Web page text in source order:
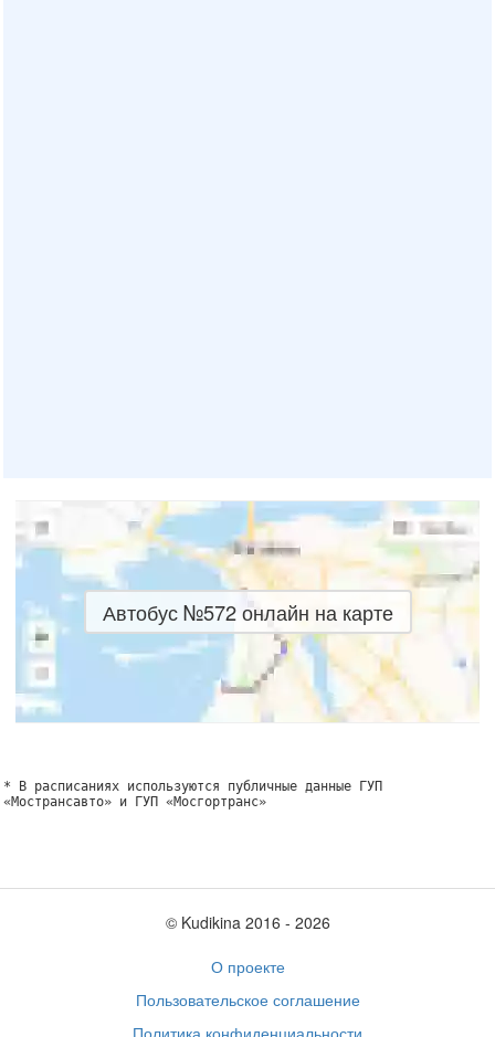
Автобус №572 онлайн на карте
* В расписаниях используются публичные данные ГУП
«Мострансавто» и ГУП «Мосгортранс»
© Kudikina 2016 ‐ 2026
О проекте
Пользовательское соглашение
Политика конфиденциальности